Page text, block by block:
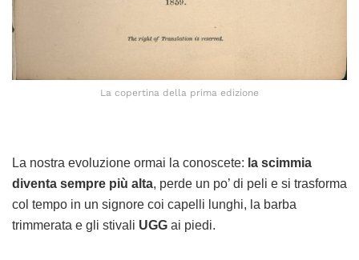
La copertina della prima edizione
La nostra evoluzione ormai la conoscete: la scimmia
diventa sempre più alta, perde un po’ di peli e si trasforma
col tempo in un signore coi capelli lunghi, la barba
trimmerata e gli stivali UGG ai piedi.